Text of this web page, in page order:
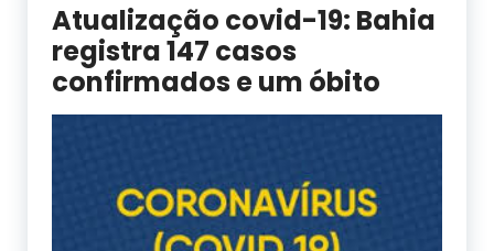
Atualização covid-19: Bahia
registra 147 casos
confirmados e um óbito